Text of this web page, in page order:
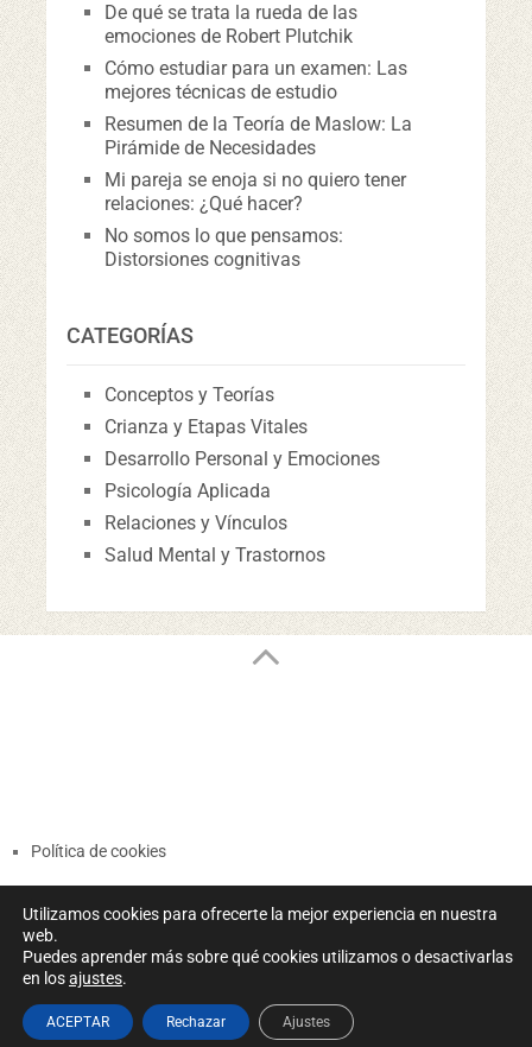
De qué se trata la rueda de las
emociones de Robert Plutchik
Cómo estudiar para un examen: Las
mejores técnicas de estudio
Resumen de la Teoría de Maslow: La
Pirámide de Necesidades
Mi pareja se enoja si no quiero tener
relaciones: ¿Qué hacer?
No somos lo que pensamos:
Distorsiones cognitivas
CATEGORÍAS
Conceptos y Teorías
Crianza y Etapas Vitales
Desarrollo Personal y Emociones
Psicología Aplicada
Relaciones y Vínculos
Salud Mental y Trastornos
Política de cookies
Términos y Condiciones
Política de Privacidad
Psicomentando notas de psicologíaCopyright © 2026.
Utilizamos cookies para ofrecerte la mejor experiencia en nuestra
web.
Puedes aprender más sobre qué cookies utilizamos o desactivarlas
en losajustes.
ACEPTAR Rechazar Ajustes